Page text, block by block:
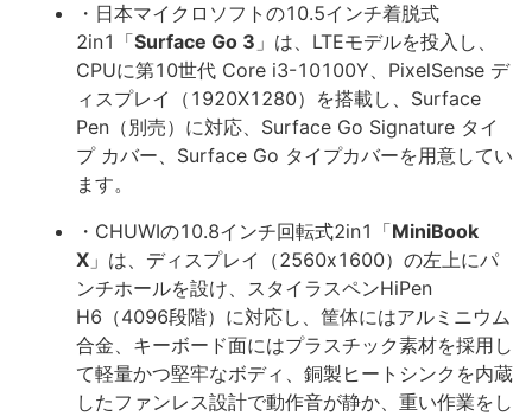
・日本マイクロソフトの10.5インチ着脱式
2in1「Surface Go 3 」は、LTEモデルを投入し、
CPUに第10世代 Core i3-10100Y、PixelSense デ
ィスプレイ（1920X1280）を搭載し、Surface
Pen（別売）に対応、Surface Go Signature タイ
プ カバー、Surface Go タイプカバーを用意してい
ます。
・CHUWIの10.8インチ回転式2in1「MiniBook
X 」は、ディスプレイ（2560x1600）の左上にパ
ンチホールを設け、スタイラスペンHiPen
H6（4096段階）に対応し、筐体にはアルミニウム
合金、キーボード面にはプラスチック素材を採用し
て軽量かつ堅牢なボディ、銅製ヒートシンクを内蔵
したファンレス設計で動作音が静か、重い作業をし